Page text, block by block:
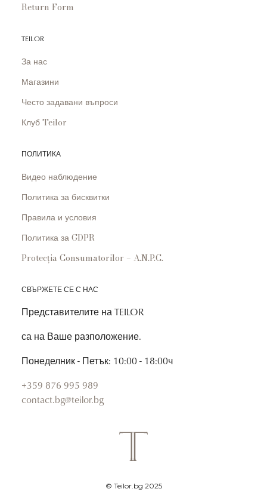
Return Form
TEILOR
За нас
Магазини
Често задавани въпроси
Клуб Teilor
ПОЛИТИКА
Видео наблюдение
Политика за бисквитки
Правила и условия
Политика за GDPR
Protecția Consumatorilor – A.N.P.C.
СВЪРЖЕТЕ СЕ С НАС
Представителите на TEILOR
са на Ваше разположение.
Понеделник - Петък: 10:00 - 18:00ч
+359 876 995 989
contact.bg@teilor.bg
© Teilor.bg 2025